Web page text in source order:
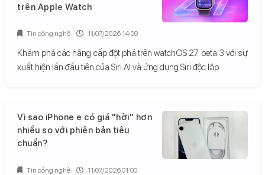
trên Apple Watch
Khám phá các nâng cấp đột phá trên watchOS 27 beta 3 với sự
xuất hiện lần đầu tiên của Siri AI và ứng dụng Siri độc lập.
Tin công nghệ 11/07/2026 14:00
Vì sao iPhone e có giá "hời" hơn
nhiều so với phiên bản tiêu
chuẩn?
Tin công nghệ 11/07/2026 01:00